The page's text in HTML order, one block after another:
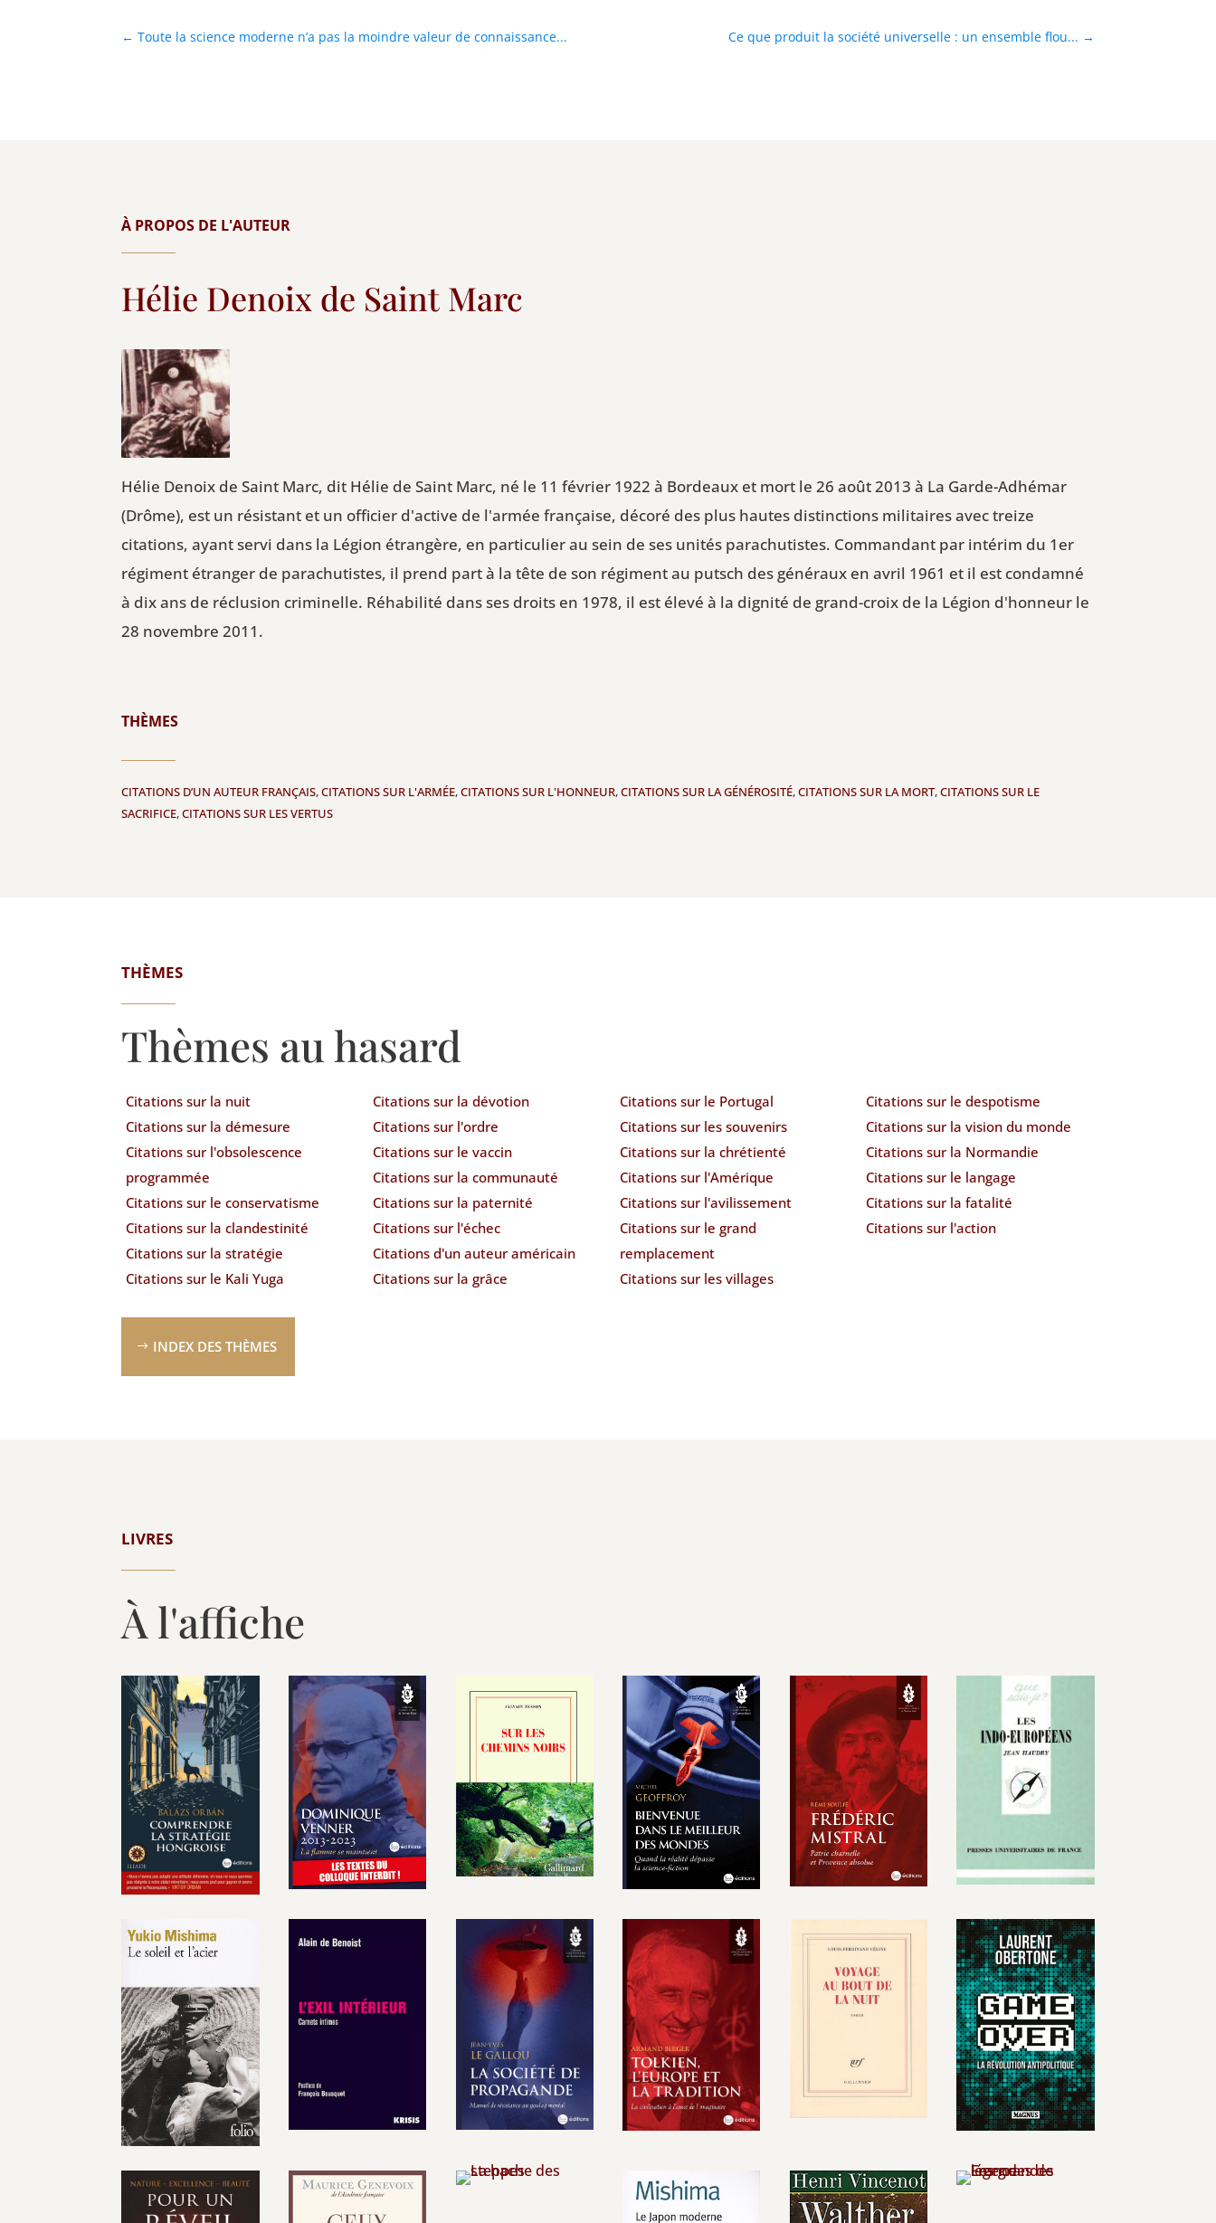
←Toute la science moderne n’a pas la moindre valeur de connaissance... Ce que produit la société universelle : un ensemble flou... →
À PROPOS DE L'AUTEUR
Hélie Denoix de Saint Marc
Hélie Denoix de Saint Marc, dit Hélie de Saint Marc, né le 11 février 1922 à Bordeaux et mort le 26 août 2013 à La Garde-Adhémar
(Drôme), est un résistant et un officier d'active de l'armée française, décoré des plus hautes distinctions militaires avec treize
citations, ayant servi dans la Légion étrangère, en particulier au sein de ses unités parachutistes. Commandant par intérim du 1er
régiment étranger de parachutistes, il prend part à la tête de son régiment au putsch des généraux en avril 1961 et il est condamné
à dix ans de réclusion criminelle. Réhabilité dans ses droits en 1978, il est élevé à la dignité de grand-croix de la Légion d'honneur le
28 novembre 2011.
THÈMES
CITATIONS D’UN AUTEUR FRANÇAIS,CITATIONS SUR L'ARMÉE,CITATIONS SUR L'HONNEUR,CITATIONS SUR LA GÉNÉROSITÉ,CITATIONS SUR LA MORT,CITATIONS SUR LE
SACRIFICE,CITATIONS SUR LES VERTUS
THÈMES
Thèmes au hasard
Citations sur la nuit
Citations sur la démesure
Citations sur l'obsolescence
programmée
Citations sur le conservatisme
Citations sur la clandestinité
Citations sur la stratégie
Citations sur le Kali Yuga
Citations sur la dévotion
Citations sur l'ordre
Citations sur le vaccin
Citations sur la communauté
Citations sur la paternité
Citations sur l'échec
Citations d'un auteur américain
Citations sur la grâce
Citations sur le Portugal
Citations sur les souvenirs
Citations sur la chrétienté
Citations sur l'Amérique
Citations sur l'avilissement
Citations sur le grand
remplacement
Citations sur les villages
Citations sur le despotisme
Citations sur la vision du monde
Citations sur la Normandie
Citations sur le langage
Citations sur la fatalité
Citations sur l'action
INDEX DES THÈMES
LIVRES
À l'affiche